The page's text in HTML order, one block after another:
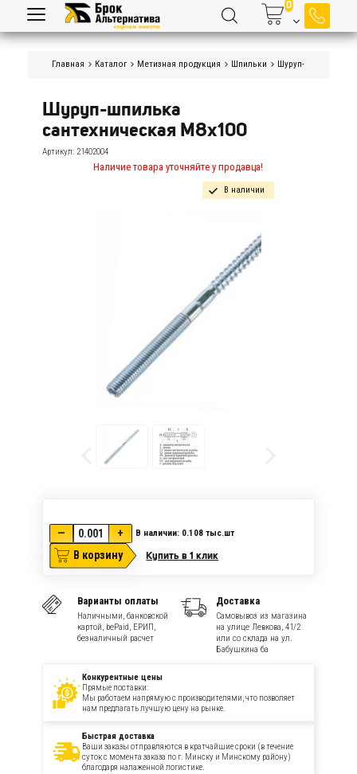
Главная Каталог Метизная продукция Шпильки Шуруп-шпильки
Шуруп-шпилька
сантехническая М8х100
Артикул:21402004
Наличие товара уточняйте у продавца!
В наличии
— + В наличии: 0.108 тыс.шт
В корзину Купить в 1 клик
Варианты оплаты
Наличными, банковской
картой, bePaid, ЕРИП,
безналичный расчет
Доставка
Самовывоз из магазина
на улице Левкова, 41/2
или со склада на ул.
Бабушкина 6а
Конкурентные цены
Прямые поставки:
Мы работаем напрямую с производителями, что позволяет
нам предлагать лучшую цену на рынке.
Быстрая доставка
Ваши заказы отправляются в кратчайшие сроки (в течение
суток с момента заказа по г. Минску и Минскому району)
благодаря налаженной логистике.